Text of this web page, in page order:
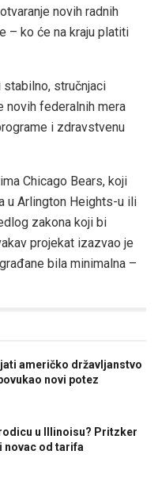
novih radnih
– ko će na kraju platiti
stabilno, stručnjaci
novih federalnih mera
i zdravstvenu
Chicago Bears, koji
u Arlington Heights-u ili
zakona koji bi
projekat izazvao je
bila minimalna –
američko državljanstvo
novi potez
u Illinoisu? Pritzker
novac od tarifa